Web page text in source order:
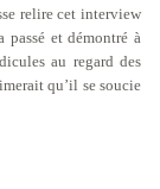
relire cet interview
passé et démontré à
au regard des
qu’il se soucie